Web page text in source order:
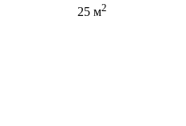
25 м2